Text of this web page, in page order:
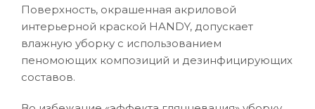
Поверхность, окрашенная акриловой
интерьерной краской HANDY, допускает
влажную уборку с использованием
пеномоющих композиций и дезинфицирующих
составов.